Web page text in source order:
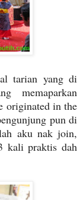
tarian yang di
memaparkan
originated in the
pun di
aku nak join,
kali praktis dah